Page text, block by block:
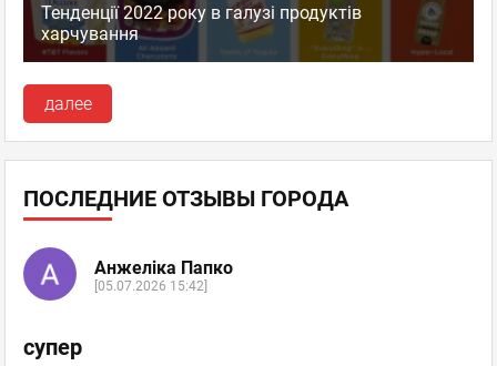
Тенденції 2022 року в галузі продуктів
харчування
далее
ПОСЛЕДНИЕ ОТЗЫВЫ ГОРОДА
Анжеліка Папко
[05.07.2026 15:42]
супер